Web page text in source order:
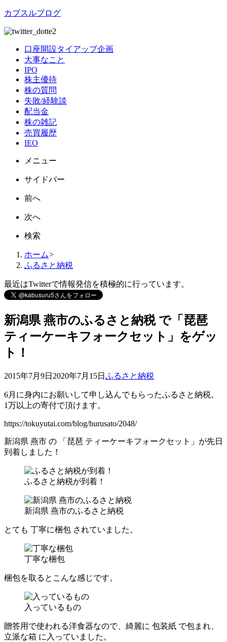
カブスルブログ
口座開設タイアップ企画
大事なこと
IPO
株主優待
株の質問
失敗/経験談
配当金
株の雑記
売買履歴
IEO
メニュー
サイドバー
前へ
次へ
検索
ホーム>
ふるさと納税
最近はTwitterで情報発信を積極的に行っています。
新潟県 燕市のふるさと納税 で「琵琶
ティーケーキフォークセット」をゲッ
ト！
2015年7月9日 2020年7月15日 ふるさと納税
6月に身内にお願いして申し込んでもらったふるさと納税。
1万以上の寄付で頂けます。
https://tokuyutai.com/blog/hurusato/2048/
新潟県 燕市 の 「琵琶 ティーケーキフォークセット」 が先日
到着しました！
ふるさと納税が到着！
新潟県 燕市のふるさと納税
とても 丁寧に梱包 されていました。
丁寧な梱包
梱包を取るとこんな感じです。
入っているもの
贈答用で使われる洋食器なので、綺麗に 包装紙 で包まれ、
立派な箱 に入っていました。